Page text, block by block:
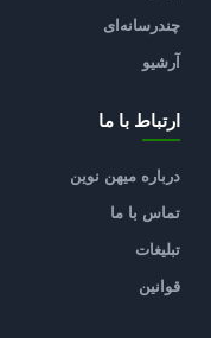
چندرسانه‌ای
آرشیو
ارتباط با ما
درباره میهن نوین
تماس با ما
تبلیغات
قوانین